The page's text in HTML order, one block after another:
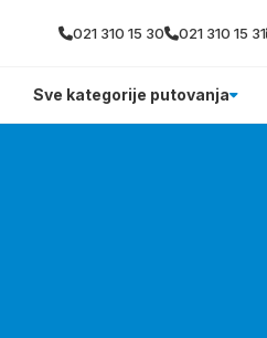
021 310 15 30 021 310 15 31
Sve kategorije putovanja